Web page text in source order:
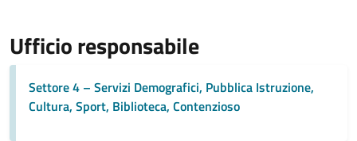
Ufficio responsabile
Settore 4 – Servizi Demografici, Pubblica Istruzione,
Cultura, Sport, Biblioteca, Contenzioso